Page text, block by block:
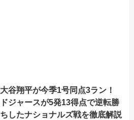
大谷翔平が今季1号同点3ラン！
ドジャースが5発13得点で逆転勝
ちしたナショナルズ戦を徹底解説